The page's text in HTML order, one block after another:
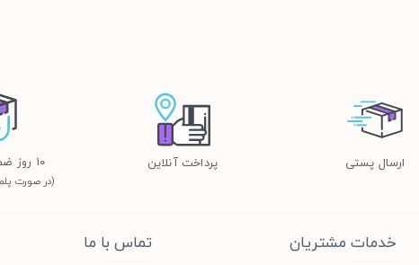
ارسال پستی پرداخت آنلاین ١٠ روز ضمانت بازگشت
(در صورت
خدمات مشتریان تماس با ما